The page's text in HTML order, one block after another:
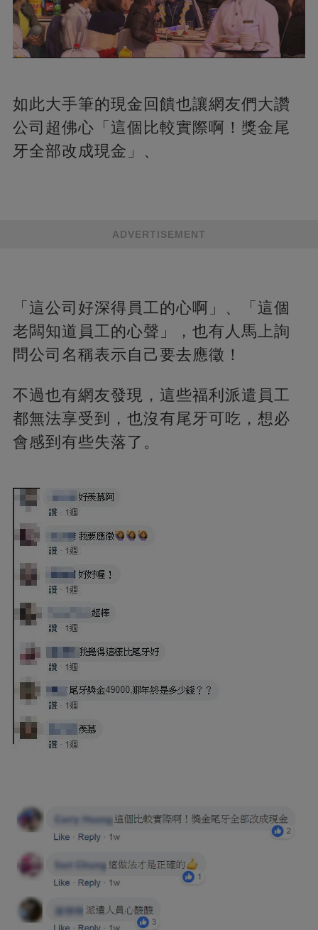
如此大手筆的現金回饋也讓網友們大讚
公司超佛心「這個比較實際啊！獎金尾
牙全部改成現金」、
ADVERTISEMENT
「這公司好深得員工的心啊」、「這個
老闆知道員工的心聲」，也有人馬上詢
問公司名稱表示自己要去應徵！
不過也有網友發現，這些福利派遣員工
都無法享受到，也沒有尾牙可吃，想必
會感到有些失落了。